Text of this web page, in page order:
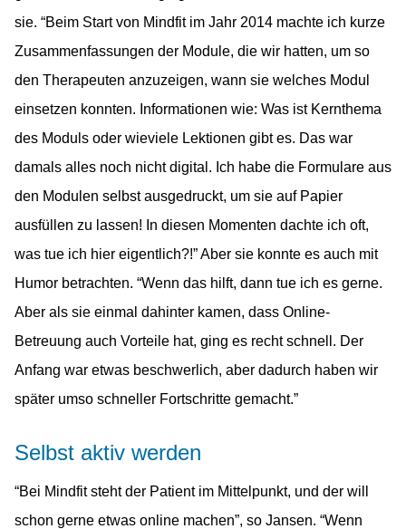
sie. “Beim Start von Mindfit im Jahr 2014 machte ich kurze
Zusammenfassungen der Module, die wir hatten, um so
den Therapeuten anzuzeigen, wann sie welches Modul
einsetzen konnten. Informationen wie: Was ist Kernthema
des Moduls oder wieviele Lektionen gibt es. Das war
damals alles noch nicht digital. Ich habe die Formulare aus
den Modulen selbst ausgedruckt, um sie auf Papier
ausfüllen zu lassen! In diesen Momenten dachte ich oft,
was tue ich hier eigentlich?!” Aber sie konnte es auch mit
Humor betrachten. “Wenn das hilft, dann tue ich es gerne.
Aber als sie einmal dahinter kamen, dass Online-
Betreuung auch Vorteile hat, ging es recht schnell. Der
Anfang war etwas beschwerlich, aber dadurch haben wir
später umso schneller Fortschritte gemacht.”
Selbst aktiv werden
“Bei Mindfit steht der Patient im Mittelpunkt, und der will
schon gerne etwas online machen”, so Jansen. “Wenn